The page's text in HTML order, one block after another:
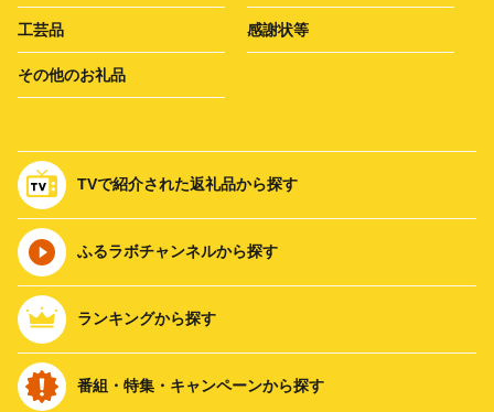
工芸品 感謝状等
その他のお礼品
TVで紹介された返礼品から探す
ふるラボチャンネルから探す
ランキングから探す
番組・特集・キャンペーンから探す